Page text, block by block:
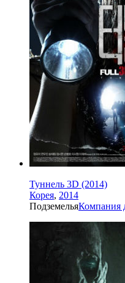
Туннель 3D (2014)
Корея, 2014
ПодземельяКомпания